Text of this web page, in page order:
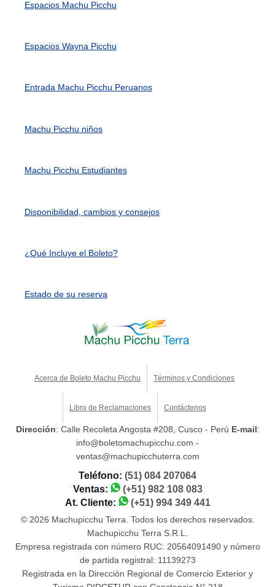
Espacios Machu Picchu
Espacios Wayna Picchu
Entrada Machu Picchu Peruanos
Machu Picchu niños
Machu Picchu Estudiantes
Disponibilidad, cambios y consejos
¿Qué Incluye el Boleto?
Estado de su reserva
Acerca de Boleto Machu Picchu Términos y Condiciones
Libro de Reclamaciones Contáctenos
Dirección: Calle Recoleta Angosta #208, Cusco - Perú E-mail:
info@boletomachupicchu.com -
ventas@machupicchuterra.com
Teléfono: (51) 084 207064
Ventas:
(+51) 982 108 083
At. Cliente:
(+51) 994 349 441
© 2026 Machupicchu Terra. Todos los derechos reservados.
Machupicchu Terra S.R.L.
Empresa registrada con número RUC: 20564091490 y número
de partida registral: 11139273
Registrada en la Dirección Regional de Comercio Exterior y